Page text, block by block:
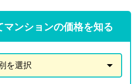
マンションの価格を知る